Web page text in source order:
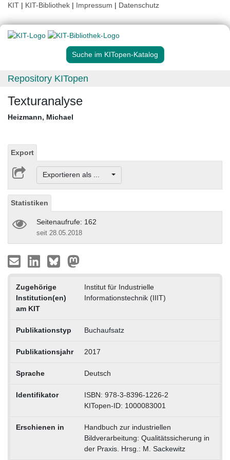
KIT | KIT-Bibliothek | Impressum | Datenschutz
Suche im KITopen-Katalog
Repository KITopen
Texturanalyse
Heizmann, Michael
Export
Exportieren als ...
Statistiken
Seitenaufrufe: 162
seit 28.05.2018
Zugehörige
Institution(en)
am KIT
Institut für Industrielle
Informationstechnik (IIIT)
Publikationstyp Buchaufsatz
Publikationsjahr 2017
Sprache Deutsch
Identifikator
ISBN: 978-3-8396-1226-2
KITopen-ID: 1000083001
Erschienen in
Handbuch zur industriellen
Bildverarbeitung: Qualitätssicherung in
der Praxis. Hrsg.: M. Sackewitz